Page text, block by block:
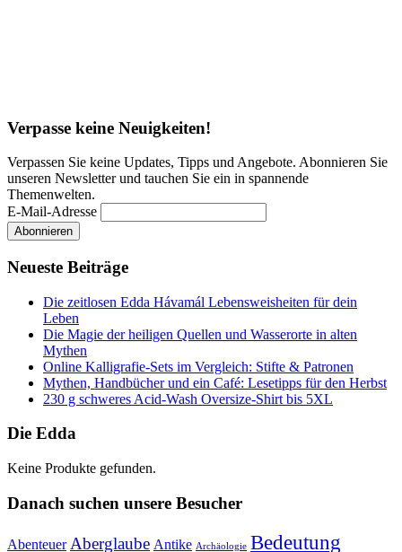
Verpasse keine Neuigkeiten!
Verpassen Sie keine Updates, Tipps und Angebote. Abonnieren Sie
unseren Newsletter und tauchen Sie ein in spannende
Themenwelten.
E-Mail-Adresse
Neueste Beiträge
Die zeitlosen Edda Hávamál Lebensweisheiten für dein
Leben
Die Magie der heiligen Quellen und Wasserorte in alten
Mythen
Online Kalligrafie‑Sets im Vergleich: Stifte & Patronen
Mythen, Handbücher und ein Café: Lesetipps für den Herbst
230 g schweres Acid-Wash Oversize-Shirt bis 5XL
Die Edda
Keine Produkte gefunden.
Danach suchen unsere Besucher
Abenteuer Aberglaube Antike Archäologie Bedeutung